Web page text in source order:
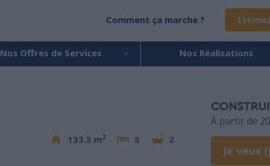
Comment ça marche ?
Nos Offres de Services Nos Réalisations
133.3 m2 5 2
À partir de
Je veux